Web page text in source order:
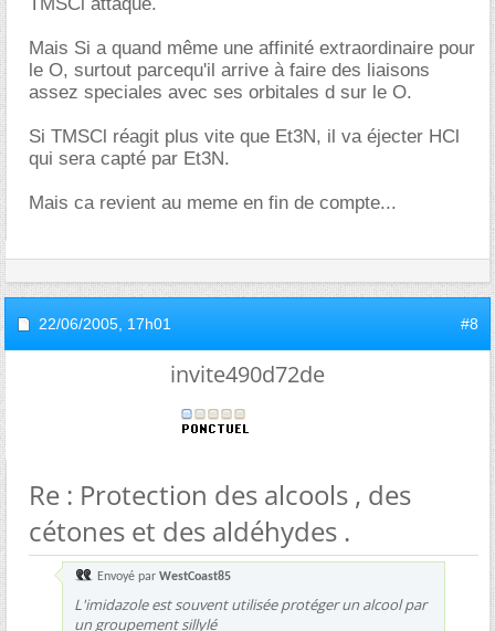
Mais Si a quand même une affinité extraordinaire pour
le O, surtout parcequ'il arrive à faire des liaisons
assez speciales avec ses orbitales d sur le O.
Si TMSCl réagit plus vite que Et3N, il va éjecter HCl
qui sera capté par Et3N.
Mais ca revient au meme en fin de compte...
22/06/2005, 17h01 #8
invite490d72de
Re : Protection des alcools , des
cétones et des aldéhydes .
Envoyé par WestCoast85
L'imidazole est souvent utilisée protéger un alcool par
un groupement sillylé